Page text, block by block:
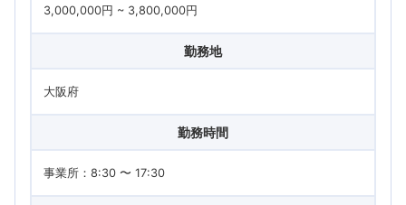
3,000,000円 ~ 3,800,000円
勤務地
大阪府
勤務時間
事業所：8:30 〜 17:30